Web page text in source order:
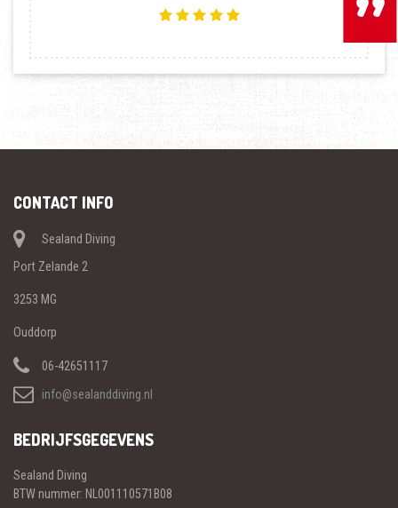
CONTACT INFO
Sealand Diving
Port Zelande 2
3253 MG
Ouddorp
06-42651117
info@sealanddiving.nl
BEDRIJFSGEGEVENS
Sealand Diving
BTW nummer: NL001110571B08